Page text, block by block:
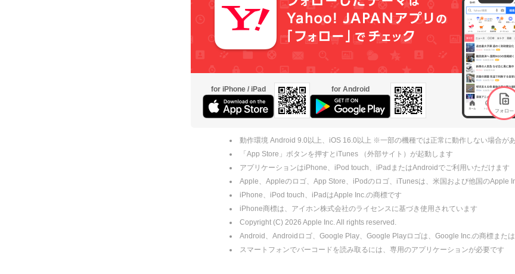
for iPhone / iPad for Android
動作環境 Android 9.0以上、iOS 16.0以上 ※一部の機種では正常に動作しない場合が
「App Store」ボタンを押すとiTunes （外部サイト）が起動します
アプリケーションはiPhone、iPod touch、iPadまたはAndroidでご利用いただけます
Apple、Appleのロゴ、App Store、iPodのロゴ、iTunesは、米国および他国のApple
iPhone、iPod touch、iPadはApple Inc.の商標です
iPhone商標は、アイホン株式会社のライセンスに基づき使用されています
Copyright (C) 2026 Apple Inc. All rights reserved.
Android、Androidロゴ、Google Play、Google Playロゴは、Google Inc.の商標また
スマートフォンでバーコードを読み取るには、専用のアプリケーションが必要です